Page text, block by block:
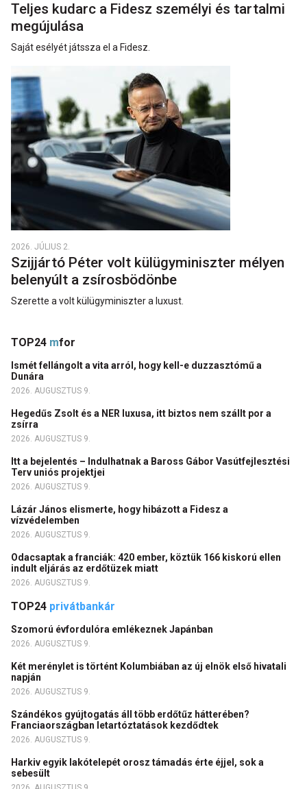
Teljes kudarc a Fidesz személyi és tartalmi
megújulása
Saját esélyét játssza el a Fidesz.
2026. JÚLIUS 2.
Szijjártó Péter volt külügyminiszter mélyen
belenyúlt a zsírosbödönbe
Szerette a volt külügyminiszter a luxust.
TOP24 mfor
Ismét fellángolt a vita arról, hogy kell-e duzzasztómű a
Dunára
2026. AUGUSZTUS 9.
Hegedűs Zsolt és a NER luxusa, itt biztos nem szállt por a
zsírra
2026. AUGUSZTUS 9.
Itt a bejelentés – Indulhatnak a Baross Gábor Vasútfejlesztési
Terv uniós projektjei
2026. AUGUSZTUS 9.
Lázár János elismerte, hogy hibázott a Fidesz a
vízvédelemben
2026. AUGUSZTUS 9.
Odacsaptak a franciák: 420 ember, köztük 166 kiskorú ellen
indult eljárás az erdőtüzek miatt
2026. AUGUSZTUS 9.
TOP24 privátbankár
Szomorú évfordulóra emlékeznek Japánban
2026. AUGUSZTUS 9.
Két merénylet is történt Kolumbiában az új elnök első hivatali
napján
2026. AUGUSZTUS 9.
Szándékos gyújtogatás áll több erdőtűz hátterében?
Franciaországban letartóztatások kezdődtek
2026. AUGUSZTUS 9.
Harkiv egyik lakótelepét orosz támadás érte éjjel, sok a
sebesült